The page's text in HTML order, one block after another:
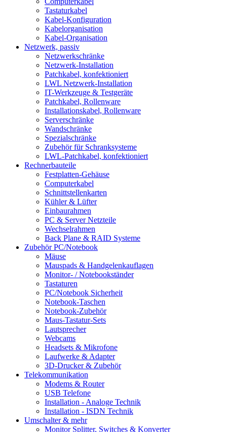
Tastaturkabel
Kabel-Konfiguration
Kabelorganisation
Kabel-Organisation
Netzwerk, passiv
Netzwerkschränke
Netzwerk-Installation
Patchkabel, konfektioniert
LWL Netzwerk-Installation
IT-Werkzeuge & Testgeräte
Patchkabel, Rollenware
Installationskabel, Rollenware
Serverschränke
Wandschränke
Spezialschränke
Zubehör für Schranksysteme
LWL-Patchkabel, konfektioniert
Rechnerbauteile
Festplatten-Gehäuse
Computerkabel
Schnittstellenkarten
Kühler & Lüfter
Einbaurahmen
PC & Server Netzteile
Wechselrahmen
Back Plane & RAID Systeme
Zubehör PC/Notebook
Mäuse
Mauspads & Handgelenkauflagen
Monitor- / Notebookständer
Tastaturen
PC/Notebook Sicherheit
Notebook-Taschen
Notebook-Zubehör
Maus-Tastatur-Sets
Lautsprecher
Webcams
Headsets & Mikrofone
Laufwerke & Adapter
3D-Drucker & Zubehör
Telekommunikation
Modems & Router
USB Telefone
Installation - Analoge Technik
Installation - ISDN Technik
Umschalter & mehr
Monitor Splitter, Switches & Konverter